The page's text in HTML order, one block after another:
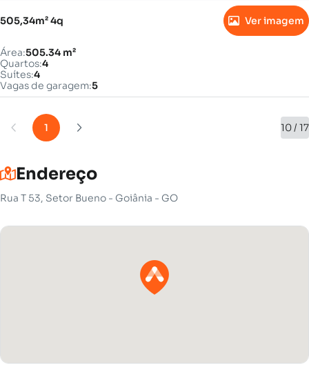
505,34m² 4q Ver imagem
Área:505.34 m²
Quartos:4
Suítes:4
Vagas de garagem:5
1 10 / 17
Endereço
Rua T 53, Setor Bueno - Goiânia - GO